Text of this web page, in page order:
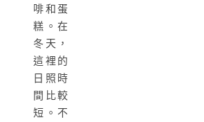
啡和蛋
糕。在
冬天，
這裡的
日照時
間比較
短。不